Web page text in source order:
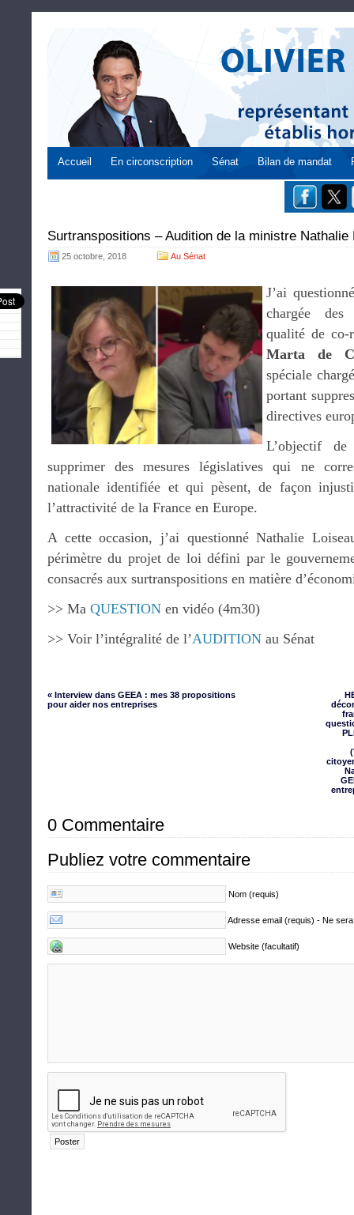
Accueil En circonscription Sénat Bilan de mandat
Surtranspositions – Audition de la ministre Nathalie
25 octobre, 2018 Au Sénat
J’ai
chargée des
qualité de co-
Marta de
spéciale
portant
directives
L’objectif
supprimer des mesures législatives qui ne
nationale identifiée et qui pèsent, de façon
l’attractivité de la France en Europe.
A cette occasion, j’ai questionné Nathalie
périmètre du projet de loi défini par le
consacrés aux surtranspositions en matière
>> Ma QUESTION en vidéo (4m30)
>> Voir l’intégralité de l’AUDITION au Sénat
« Interview dans GEEA : mes 38 propositions
pour aider nos entreprises
0 Commentaire
Publiez votre commentaire
Nom (requis)
Adresse email (requis) - Ne
Website (facultatif)